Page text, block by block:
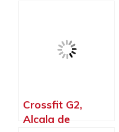
Fuenlabrada –
Crossfit G2,
Alcala de